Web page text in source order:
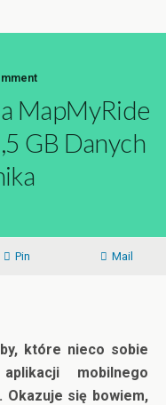
MapMyRide
GB Danych
Pin Mail
które nieco sobie
mobilnego
Okazuje się bowiem,